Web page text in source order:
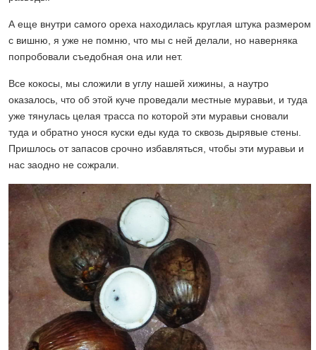
А еще внутри самого ореха находилась круглая штука размером
с вишню, я уже не помню, что мы с ней делали, но наверняка
попробовали съедобная она или нет.
Все кокосы, мы сложили в углу нашей хижины, а наутро
оказалось, что об этой куче проведали местные муравьи, и туда
уже тянулась целая трасса по которой эти муравьи сновали
туда и обратно унося куски еды куда то сквозь дырявые стены.
Пришлось от запасов срочно избавляться, чтобы эти муравьи и
нас заодно не сожрали.